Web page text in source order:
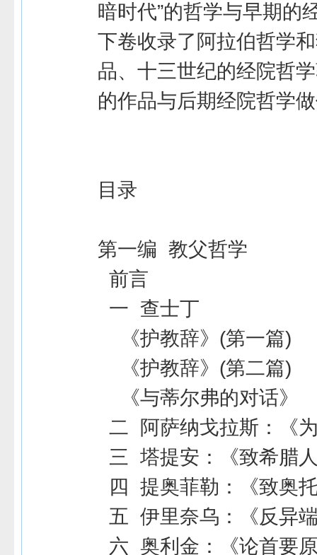
暗时代”的哲学与早期的
下卷收录了阿拉伯哲学
品、十三世纪的经院哲
的作品与后期经院哲学
目录
第一编 教父哲学
前言
一 查士丁
《护教辞》(第一篇)
《护教辞》(第二篇)
《与蒂尔弗的对话》
二 阿萨纳戈拉斯：《
三 塔提安：《致希腊
四 提奥菲勒：《致奥
五 伊里奈乌：《反异
六 奥利金：《论首要